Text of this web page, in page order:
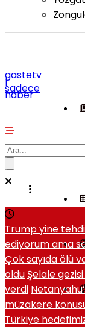
gastetv
|
sadece
haber
Trump yine
ediyorum ama
Çok sayıda ölü
oldu Şelale
verdi
müzakere
Türkiye